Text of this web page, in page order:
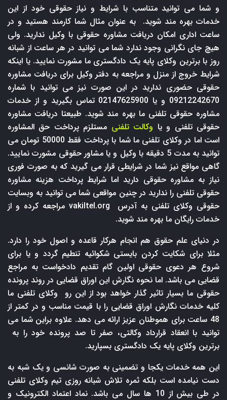
و شما می توانید متناسب با شرایط و نیاز حقوقی خود از این
خدمات بهره مند شوید. به عنوان مثال شما کارمند هستید و در
ساعت اداری امکان دریافت مشاوره حقوقی با وکیل ندارید. ولی
هیچ جای نگرانی وجود ندارد شما می توانید در هر ساعت از شبانه
روز با برترین وکلای پایه یک دادگستری ما مشورت نمایید. یا اینکه
شرایط خروج از منزل و مراجعه به دفتر وکیل برای دریافت مشاوره
حقوقی حضوری ندارید در این صورت نیز می توانید با شماره
09212242670 و یا 02147625900 تماس بگیرید و از خدمات
مشاوره حقوقی تلفنی ما بهره مند شوید. طبیعتا دریافت مشاوره
حقوقی تلفنی و یا وکالت تلفنی مستلزم پرداخت حق المشاوره
است اما در وکلای تلفنی ما شما با پرداخت فقط 50000 تومان می
توانید به مدت 5 دقیقه با وکیل و یا مشاور حقوقی مشورت نمایید.
گاهی مواقع نیز شما در شرایطی قرار می گیرید که به صورت فوری
نیاز به مشاوره حقوقی دارید اما شرایط پرداخت هزینه مشاوره
حقوقی تلفنی را ندارید در چنین مواقعی شما می توانید به وبسایت
حقوقی وکلای تلفنی به آدرس
vakiltel.org مراجعه کرده و از
خدمات رایگان ما بهره مند شوید.
در دنیای علم حقوق هم انجام هرکار قاعده و اصول خود را دارد.
مثلا برای شکایت کردن بایستی شکوائیه تنطیم گردد و یا برای
شروع هر دعوی حقوقی اولین گام تقدیم دادخواست به مراجع
قضایی می باشد. اما نحوه نگارش این اوراق قضایی در روند پرونده
حقوقی ما بسیار تاثیر گذار خواهد بود از این رو وکلای تلفنی ما
کلیه خدمات نگارش اوراق قضایی را با قیمت مناسب و در کمتر از
48 ساعت برای هموطنان عزیز ارائه می دهد. علاوه براین شما می
توانید با انعقاد قرارداد وکالتی، صفر تا صد پرونده خود را به
برترین وکلای پایه یک دادگستری بسپارید.
این همه خدمات یکجا و تضمینی به صورت شانسی و یک شبه به
دست نیامده است بلکه ثمره تلاش شبانه روزی تیم وکلای تلفنی
در طی بیش از 10 ها سال می باشد. نماد اعتماد الکترونیک و